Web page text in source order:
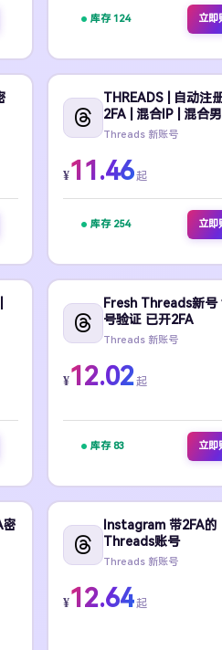
库存 124 立即
THREADS | 自动注
2FA | 混合IP | 混合
Threads 新账号
¥11.46起
库存 254 立即
Fresh Threads新号
号验证 已开2FA
Threads 新账号
¥12.02起
库存 83 立即
密
Instagram 带2FA的
Threads账号
Threads 新账号
¥12.64起